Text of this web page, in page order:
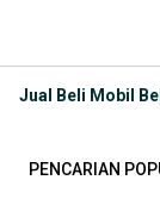
ribuan daftar
dengan gaya
Memilih mobil
berkelas, atau
Jual Beli Mobil
PENCARIAN